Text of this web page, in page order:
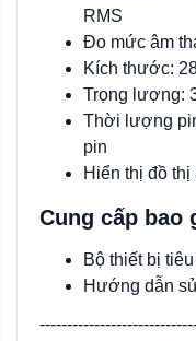
RMS
Đo mức âm
Kích thước:
Trọng lượng:
Thời lượng
pin
Hiển thị đồ
Cung cấp bao
Bộ thiết bị
Hướng dẫn